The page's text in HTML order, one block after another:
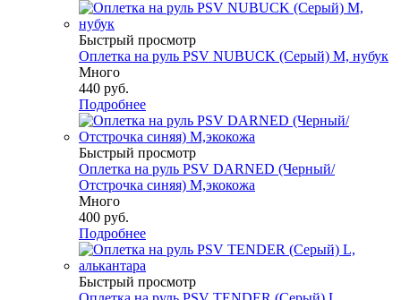
Быстрый просмотр
Оплетка на руль PSV NUBUCK (Серый) M, нубук
Много
440 руб.
Подробнее
Быстрый просмотр
Оплетка на руль PSV DARNED (Черный/
Отстрочка синяя) M,экокожа
Много
400 руб.
Подробнее
Быстрый просмотр